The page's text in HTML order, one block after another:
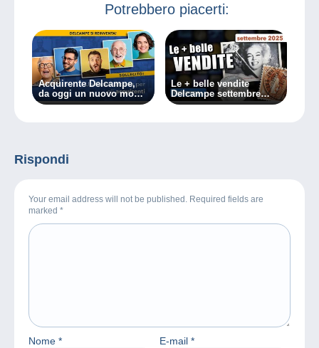
Potrebbero piacerti:
Acquirente Delcampe,
da oggi un nuovo modo
di operare!
Le + belle vendite
Delcampe settembre
2025
Rispondi
Your email address will not be published. Required fields are
marked *
Nome * E-mail *